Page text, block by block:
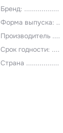
Бренд:
Форма выпуска:
Производитель
Срок годности:
Страна